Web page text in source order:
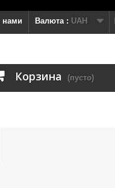
Валюта : UAH
нами
Корзина (пусто)